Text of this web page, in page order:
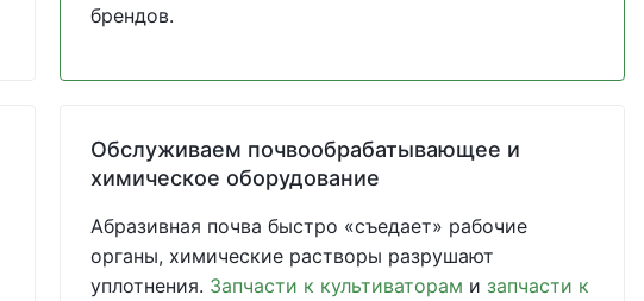
брендов.
Обслуживаем почвообрабатывающее и
химическое оборудование
Абразивная почва быстро «съедает» рабочие
органы, химические растворы разрушают
уплотнения. Запчасти к культиваторам и запчасти к